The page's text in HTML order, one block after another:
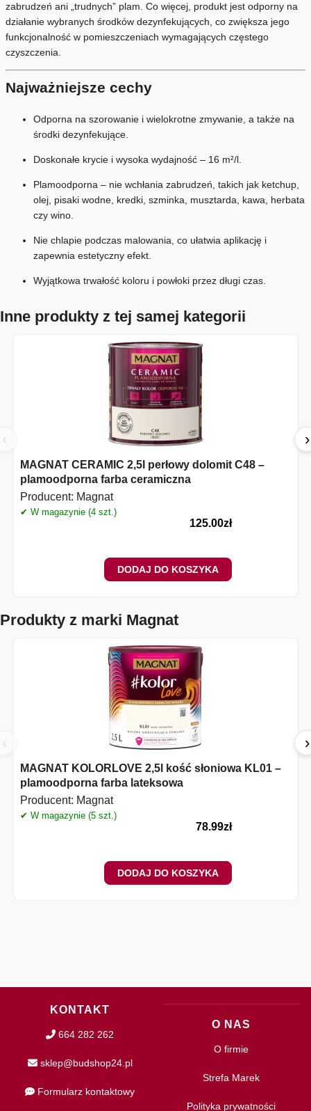
zabrudzeń ani „trudnych” plam. Co więcej, produkt jest odporny na
działanie wybranych środków dezynfekujących, co zwiększa jego
funkcjonalność w pomieszczeniach wymagających częstego
czyszczenia.
Najważniejsze cechy
Odporna na szorowanie i wielokrotne zmywanie, a także na
środki dezynfekujące.
Doskonałe krycie i wysoka wydajność – 16 m²/l.
Plamoodporna – nie wchłania zabrudzeń, takich jak ketchup,
olej, pisaki wodne, kredki, szminka, musztarda, kawa, herbata
czy wino.
Nie chlapie podczas malowania, co ułatwia aplikację i
zapewnia estetyczny efekt.
Wyjątkowa trwałość koloru i powłoki przez długi czas.
Inne produkty z tej samej kategorii
‹
MAGNAT CERAMIC 2,5l perłowy dolomit C48 –
plamoodporna farba ceramiczna
Producent: Magnat
✔ W magazynie (4 szt.)
125.00zł
DODAJ DO KOSZYKA
›
Produkty z marki Magnat
‹
MAGNAT KOLORLOVE 2,5l kość słoniowa KL01 –
plamoodporna farba lateksowa
Producent: Magnat
✔ W magazynie (5 szt.)
78.99zł
DODAJ DO KOSZYKA
›
KONTAKT
664 282 262
sklep@budshop24.pl
Formularz kontaktowy
O NAS
O firmie
Strefa Marek
Polityka prywatności